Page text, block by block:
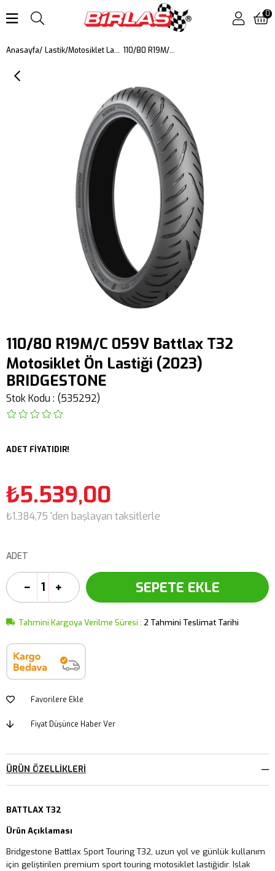
0
Anasayfa Lastik Motosiklet Lastiği 110/80 R19M/C 059V Battlax T32 Motosiklet Ön Lastiği (2023)
110/80 R19M/C 059V Battlax T32
Motosiklet Ön Lastiği (2023)
BRIDGESTONE
Stok Kodu (535292)
ADET FİYATIDIR!
₺5.539,00
₺1.384,75 'den başlayan taksitlerle
ADET
Tahmini Kargoya Verilme Süresi : 2 Tahmini Teslimat Tarihi
Favorilere Ekle
Fiyat Düşünce Haber Ver
ÜRÜN ÖZELLIKLERI
BATTLAX T32
Ürün Açıklaması
Bridgestone Battlax Sport Touring T32, uzun yol ve günlük kullanım
için geliştirilen premium sport touring motosiklet lastiğidir. Islak